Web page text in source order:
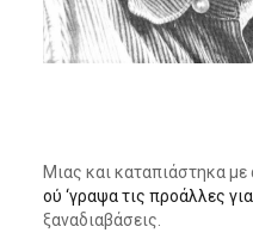
Μιας και καταπιάστηκα με
ού ‘γραψα τις προάλλες
ξαναδιαβάσεις.